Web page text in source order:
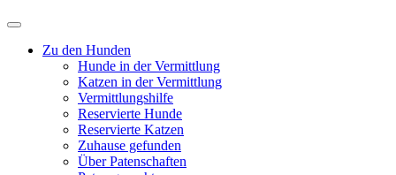
Zu den Hunden
Hunde in der Vermittlung
Katzen in der Vermittlung
Vermittlungshilfe
Reservierte Hunde
Reservierte Katzen
Zuhause gefunden
Über Patenschaften